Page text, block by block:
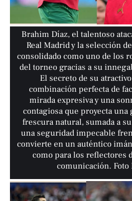
Brahim Díaz, el talentoso
Real Madrid y la selección
consolidado como uno de los
del torneo gracias a su
El secreto de su
combinación perfecta de
mirada expresiva y una
contagiosa que proyecta una
frescura natural, sumada a
una seguridad impecable
convierte en un auténtico
como para los reflectores
comunicación. Foto